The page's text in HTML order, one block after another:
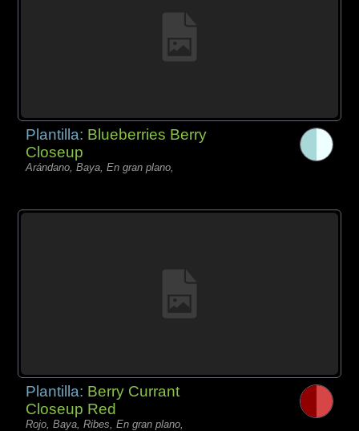
Plantilla: Blueberries Berry
Closeup
Arándano, Baya, En gran plano,
Plantilla: Berry Currant
Closeup Red
Rojo, Baya, Ribes, En gran plano,